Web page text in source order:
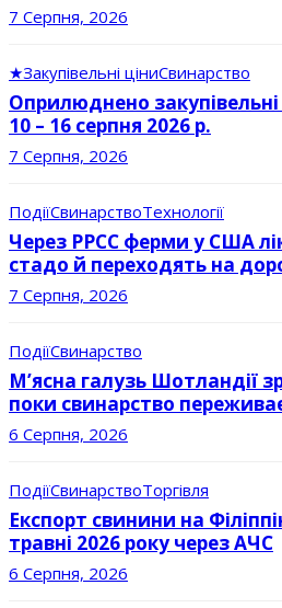
7 Серпня, 2026
★Закупівельні ціниСвинарство
Оприлюднено
10 – 16 серпня 2026 р.
7 Серпня, 2026
ПодіїСвинарствоТехнології
Через РРСС ферми у США
стадо й переходять на
7 Серпня, 2026
ПодіїСвинарство
М’ясна галузь Шотландії
поки свинарство
6 Серпня, 2026
ПодіїСвинарствоТоргівля
Експорт свинини на
травні 2026 року через АЧС
6 Серпня, 2026